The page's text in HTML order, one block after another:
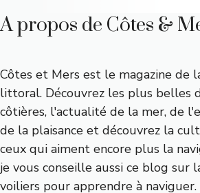
A propos de Côtes &
Côtes et Mers est le magazine de
littoral. Découvrez les plus belles
côtières, l'actualité de la mer, de
de la plaisance et découvrez la
ceux qui aiment encore plus la
je vous conseille aussi ce blog sur
voiliers pour apprendre à naviguer.